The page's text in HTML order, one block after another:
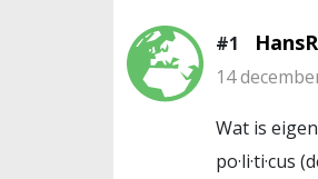
#1 HansR
14
Wat is
po·li·ti·cus